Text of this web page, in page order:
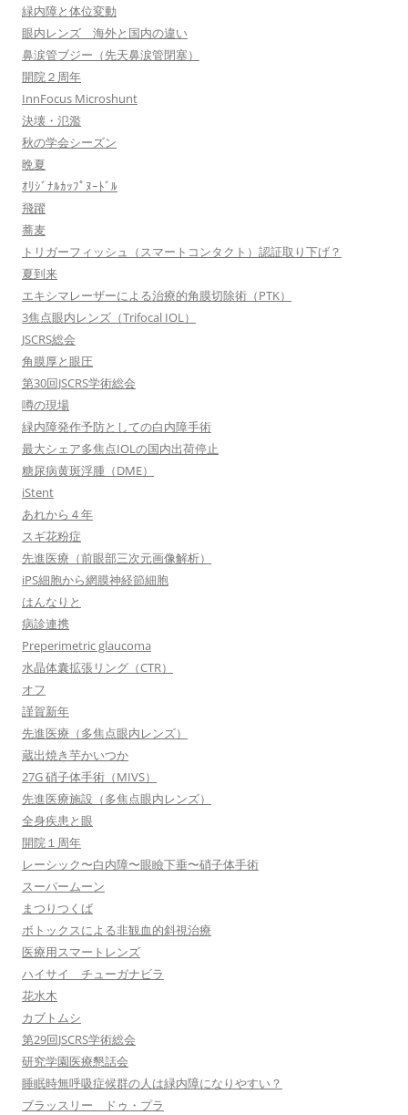
緑内障と体位変動
眼内レンズ 海外と国内の違い
鼻涙管ブジー（先天鼻涙管閉塞）
開院２周年
InnFocus Microshunt
決壊・氾濫
秋の学会シーズン
晩夏
ｵﾘｼﾞﾅﾙｶｯﾌﾟﾇｰﾄﾞﾙ
飛躍
蕎麦
トリガーフィッシュ（スマートコンタクト）認証取り下げ？
夏到来
エキシマレーザーによる治療的角膜切除術（PTK）
3焦点眼内レンズ（Trifocal IOL）
JSCRS総会
角膜厚と眼圧
第30回JSCRS学術総会
噂の現場
緑内障発作予防としての白内障手術
最大シェア多焦点IOLの国内出荷停止
糖尿病黄斑浮腫（DME）
iStent
あれから４年
スギ花粉症
先進医療（前眼部三次元画像解析）
iPS細胞から網膜神経節細胞
はんなりと
病診連携
Preperimetric glaucoma
水晶体囊拡張リング（CTR）
オフ
謹賀新年
先進医療（多焦点眼内レンズ）
蔵出焼き芋かいつか
27G 硝子体手術（MIVS）
先進医療施設（多焦点眼内レンズ）
全身疾患と眼
開院１周年
レーシック〜白内障〜眼瞼下垂〜硝子体手術
スーパームーン
まつりつくば
ボトックスによる非観血的斜視治療
医療用スマートレンズ
ハイサイ チューガナビラ
花水木
カブトムシ
第29回JSCRS学術総会
研究学園医療懇話会
睡眠時無呼吸症候群の人は緑内障になりやすい？
ブラッスリー ドゥ・プラ